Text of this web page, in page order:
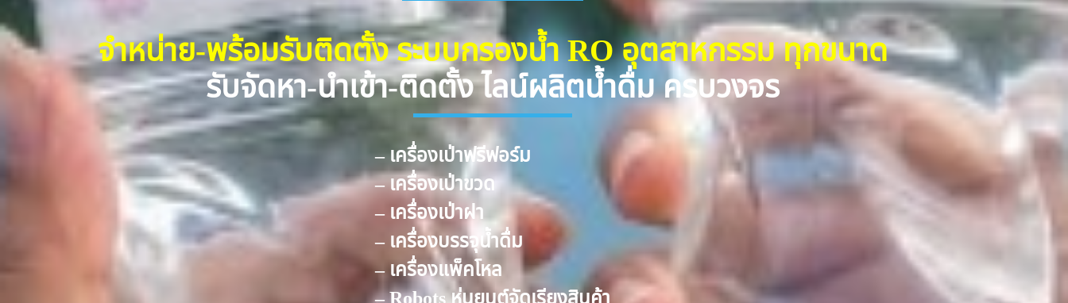
จำหน่าย-พร้อมรับติดตั้ง ระบบกรองน้ำ RO อุตสาหกรรม ทุกขนาด
รับจัดหา-นำเข้า-ติดตั้ง ไลน์ผลิตน้ำดื่ม ครบวงจร
– เครื่องเป่าฟรีฟอร์ม
– เครื่องเป่าขวด
– เครื่องเป่าฝา
– เครื่องบรรจุน้ำดื่ม
– เครื่องแพ็คโหล
– Robots หุ่นยนต์จัดเรียงสินค้า